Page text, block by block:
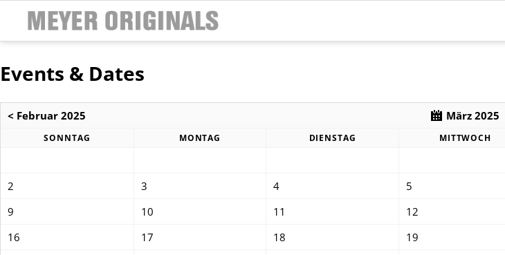
Events & Dates
< Februar 2025 März 2025
SONNTAG MONTAG DIENSTAG MITTWOCH
2
3 4 5
9
10 11 12
16
17 18 19